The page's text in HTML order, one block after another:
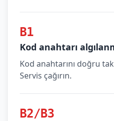
B1
Kod anahtarı
Kod anahtarını doğru
Servis çağırın.
B2/B3